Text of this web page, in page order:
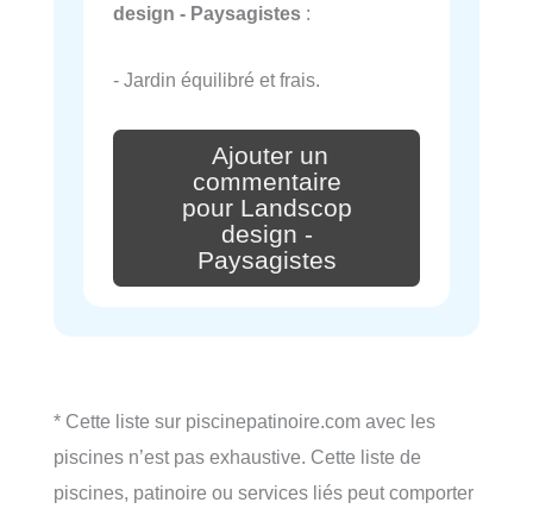
design - Paysagistes :
- Jardin équilibré et frais.
Ajouter un
commentaire
pour Landscop
design -
Paysagistes
* Cette liste sur piscinepatinoire.com avec les
piscines n’est pas exhaustive. Cette liste de
piscines, patinoire ou services liés peut comporter